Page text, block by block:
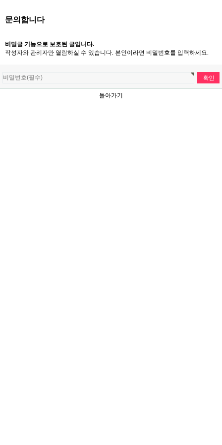
문의합니다
비밀글 기능으로 보호된 글입니다.
작성자와 관리자만 열람하실 수 있습니다. 본인이라면 비밀번호를 입력하세요.
돌아가기